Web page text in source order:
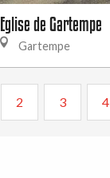
Eglise de Gartempe
Gartempe
2 3 4